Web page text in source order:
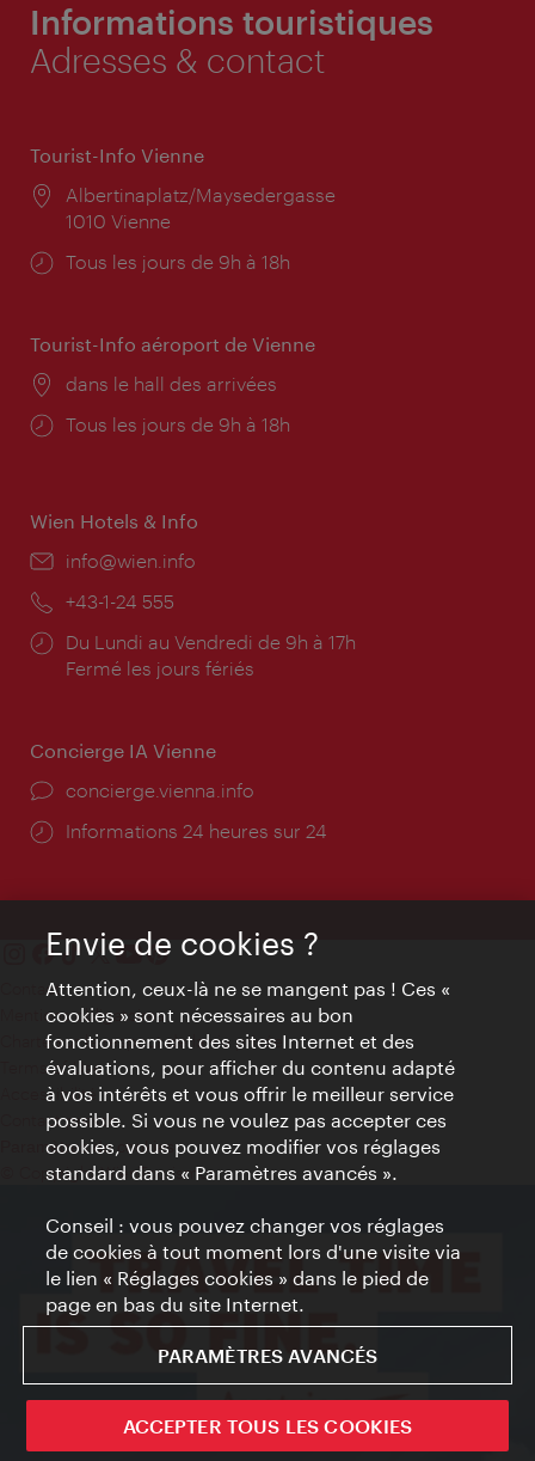
Informations touristiques
Adresses & contact
Tourist-Info Vienne
Lieu:
Albertinaplatz/Maysedergasse
1010 Vienne
Horaires
Tous les jours de 9h à 18h
Tourist-Info aéroport de Vienne
Lieu:
dans le hall des arrivées
Horaires
Tous les jours de 9h à 18h
Wien Hotels & Info
E-
info@wien.info
Téléphone:
+43-1-24 555
Horaires
d'ouverture:
Du Lundi au Vendredi de 9h à 17h
Fermé les jours fériés
Concierge IA Vienne
Ort:
concierge.vienna.info
Öffnungszeiten:
Informations 24 heures sur 24
Contact
Mentions obligatoires
Charte sur le respect de la vie privée
Terms of Use
Accessibilité
Contact presse
Paramètres de cookies
© Copyright WienTourismus
Envie de cookies ?
Attention, ceux-là ne se mangent pas ! Ces «
cookies » sont nécessaires au bon
fonctionnement des sites Internet et des
évaluations, pour afficher du contenu adapté
à vos intérêts et vous offrir le meilleur service
possible. Si vous ne voulez pas accepter ces
cookies, vous pouvez modifier vos réglages
standard dans « Paramètres avancés ».
Conseil : vous pouvez changer vos réglages
de cookies à tout moment lors d'une visite via
le lien « Réglages cookies » dans le pied de
page en bas du site Internet.
PARAMÈTRES AVANCÉS
ACCEPTER TOUS LES COOKIES